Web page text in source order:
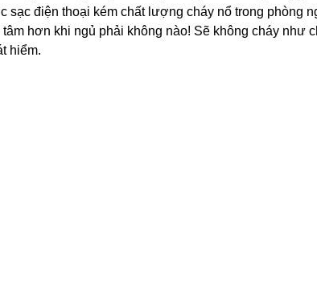
sạc điện thoại kém chất lượng cháy nổ trong phòng
hơn khi ngủ phải không nào! Sẽ không cháy như
hiểm.